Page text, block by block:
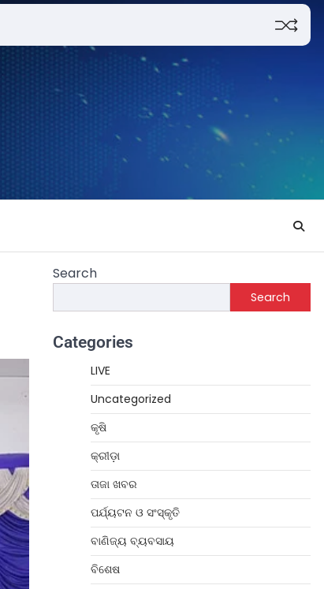
Search
Search
Categories
LIVE
Uncategorized
କୃଷି
କ୍ରୀଡ଼ା
ତାଜା ଖବର
ପର୍ଯ୍ୟଟନ ଓ ସଂସ୍କୃତି
ବାଣିଜ୍ୟ ବ୍ୟବସାୟ
ବିଶେଷ